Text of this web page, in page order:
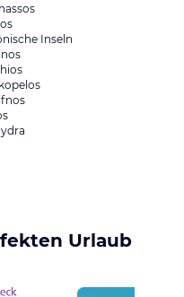
Inseln
Urlaub